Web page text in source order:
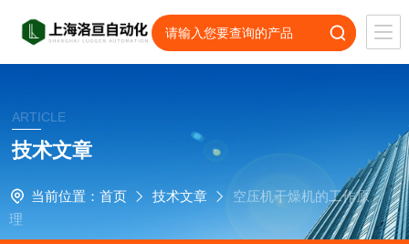
ARTICLE
技术文章
当前位置： 首页 技术文章
空压机干燥机的工作原
理